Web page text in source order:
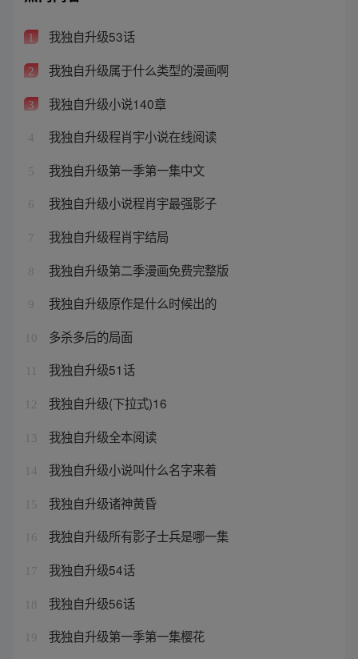
1 我独自升级53话
2 我独自升级属于什么类型的漫画啊
3 我独自升级小说140章
4 我独自升级程肖宇小说在线阅读
5 我独自升级第一季第一集中文
6 我独自升级小说程肖宇最强影子
7 我独自升级程肖宇结局
8 我独自升级第二季漫画免费完整版
9 我独自升级原作是什么时候出的
10 多杀多后的局面
我独自升级51话
12 我独自升级(下拉式)16
13 我独自升级全本阅读
14 我独自升级小说叫什么名字来着
15 我独自升级诸神黄昏
16 我独自升级所有影子士兵是哪一集
17 我独自升级54话
18 我独自升级56话
19 我独自升级第一季第一集樱花